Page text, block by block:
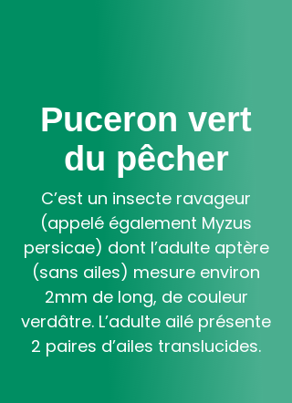
Puceron vert
du pêcher
C’est un insecte ravageur
(appelé également Myzus
persicae) dont l’adulte aptère
(sans ailes) mesure environ
2mm de long, de couleur
verdâtre. L’adulte ailé présente
2 paires d’ailes translucides.